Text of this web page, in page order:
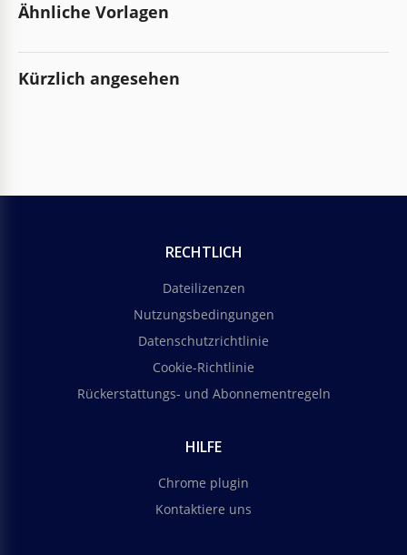
Ähnliche Vorlagen
Kürzlich angesehen
RECHTLICH
Dateilizenzen
Nutzungsbedingungen
Datenschutzrichtlinie
Cookie-Richtlinie
Rückerstattungs- und Abonnementregeln
HILFE
Chrome plugin
Kontaktiere uns